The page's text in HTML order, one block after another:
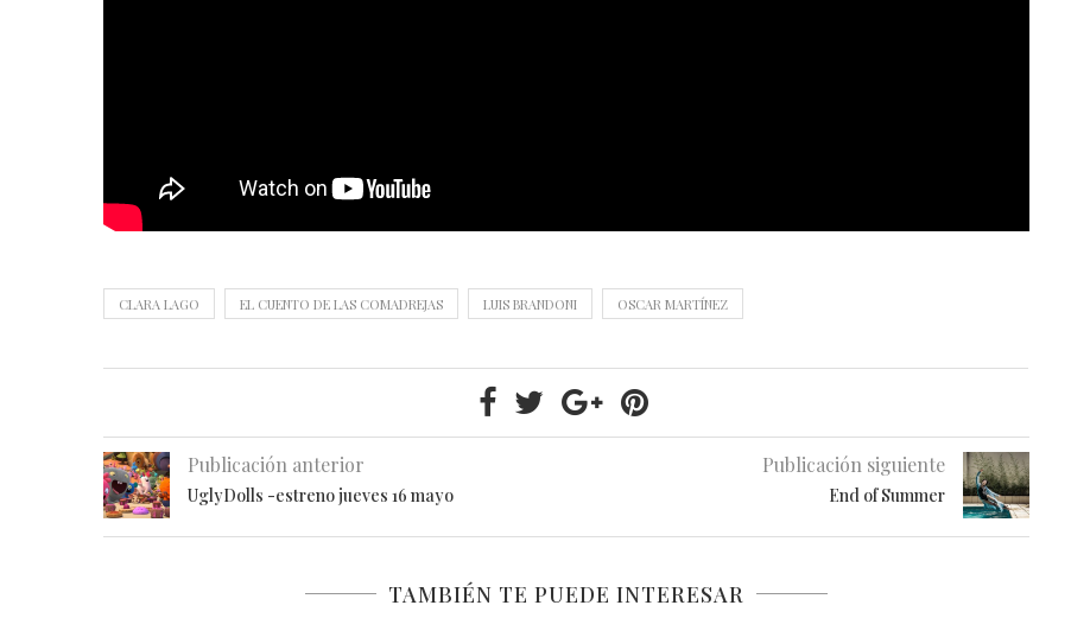
CLARA LAGO EL CUENTO DE LAS COMADREJAS LUIS BRANDONI OSCAR MARTÍNEZ
Publicación anterior
UglyDolls -estreno jueves 16 mayo
Publicación siguiente
End of Summer
TAMBIÉN TE PUEDE INTERESAR